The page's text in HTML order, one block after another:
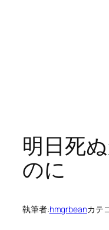
明日死
のに
執筆者:hmgrbeanカテ